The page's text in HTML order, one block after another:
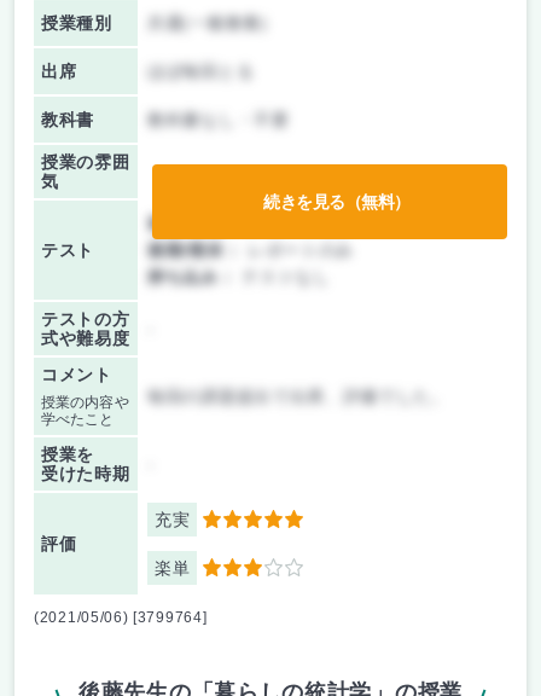
授業種別 共通(一般教養)
出席 ほぼ毎回とる
教科書 教科書なし・不要
授業の雰囲
気
テスト
前期/中間：
後期/期末：
持ち込み：
テストの方
式や難易度
コメント
授業の内容や
学べたこと
毎回の課題提出で出席、評価でした。
授業を
受けた時期
評価
充実 5
楽単 3
続きを見る（無料）
(2021/05/06) [3799764]